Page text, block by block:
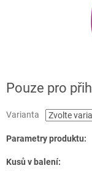
Pouze pro
Varianta
Parametry produktu:
Kusů v balení: